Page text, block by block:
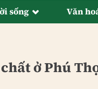
sống Văn
ở Phú